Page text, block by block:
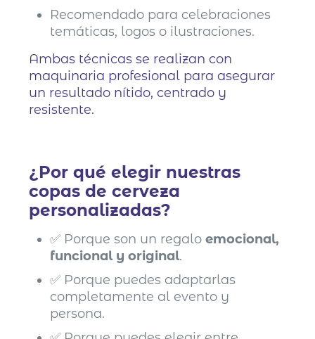
Recomendado para celebraciones
temáticas, logos o ilustraciones.
Ambas técnicas se realizan con
maquinaria profesional para asegurar
un resultado nítido, centrado y
resistente.
¿Por qué elegir nuestras
copas de cerveza
personalizadas?
✅ Porque son un regaloemocional,
funcional y original.
✅ Porque puedes adaptarlas
completamente al evento y
persona.